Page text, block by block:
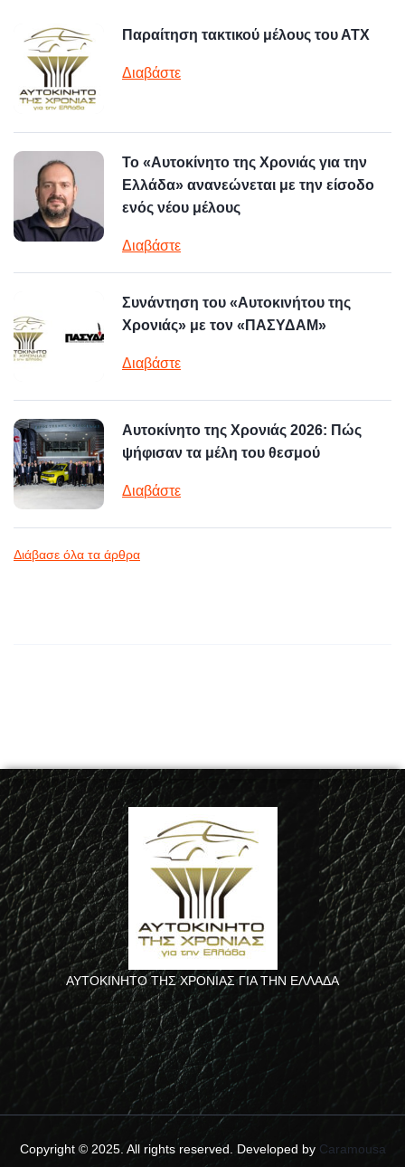
Παραίτηση τακτικού μέλους του ΑΤΧ
Διαβάστε
Το «Αυτοκίνητο της Χρονιάς για την
Ελλάδα» ανανεώνεται με την είσοδο
ενός νέου μέλους
Διαβάστε
Συνάντηση του «Αυτοκινήτου της
Χρονιάς» με τον «ΠΑΣΥΔΑΜ»
Διαβάστε
Αυτοκίνητο της Χρονιάς 2026: Πώς
ψήφισαν τα μέλη του θεσμού
Διαβάστε
Διάβασε όλα τα άρθρα
ΑΥΤΟΚΙΝΗΤΟ ΤΗΣ ΧΡΟΝΙΑΣ ΓΙΑ ΤΗΝ ΕΛΛΑΔΑ
Copyright © 2025. All rights reserved. Developed by Caramousa